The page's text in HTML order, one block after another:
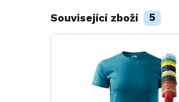
Související zboží 5